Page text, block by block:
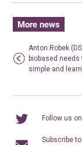
More news
Anton Robek
biobased
simple and
Follow us
Subscribe